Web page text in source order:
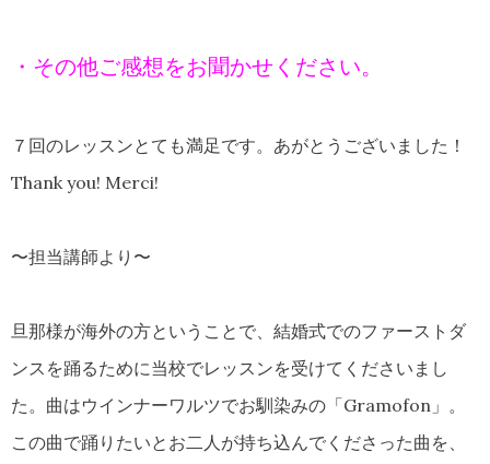
・その他ご感想をお聞かせください。
７回のレッスンとても満足です。あがとうございました！
Thank you! Merci!
〜担当講師より〜
旦那様が海外の方ということで、結婚式でのファーストダ
ンスを踊るために当校でレッスンを受けてくださいまし
た。曲はウインナーワルツでお馴染みの「Gramofon」。
この曲で踊りたいとお二人が持ち込んでくださった曲を、